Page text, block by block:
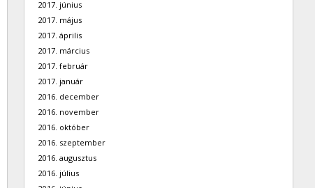
2017. június
2017. május
2017. április
2017. március
2017. február
2017. január
2016. december
2016. november
2016. október
2016. szeptember
2016. augusztus
2016. július